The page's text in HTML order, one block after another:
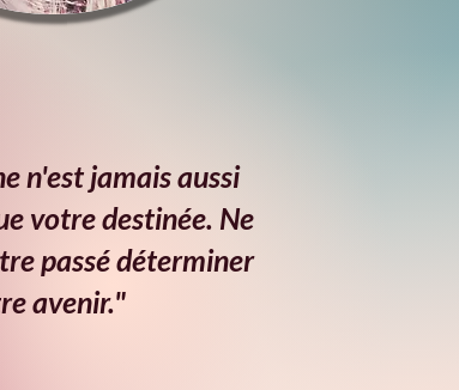
n'est jamais aussi
votre destinée. Ne
passé déterminer
avenir."